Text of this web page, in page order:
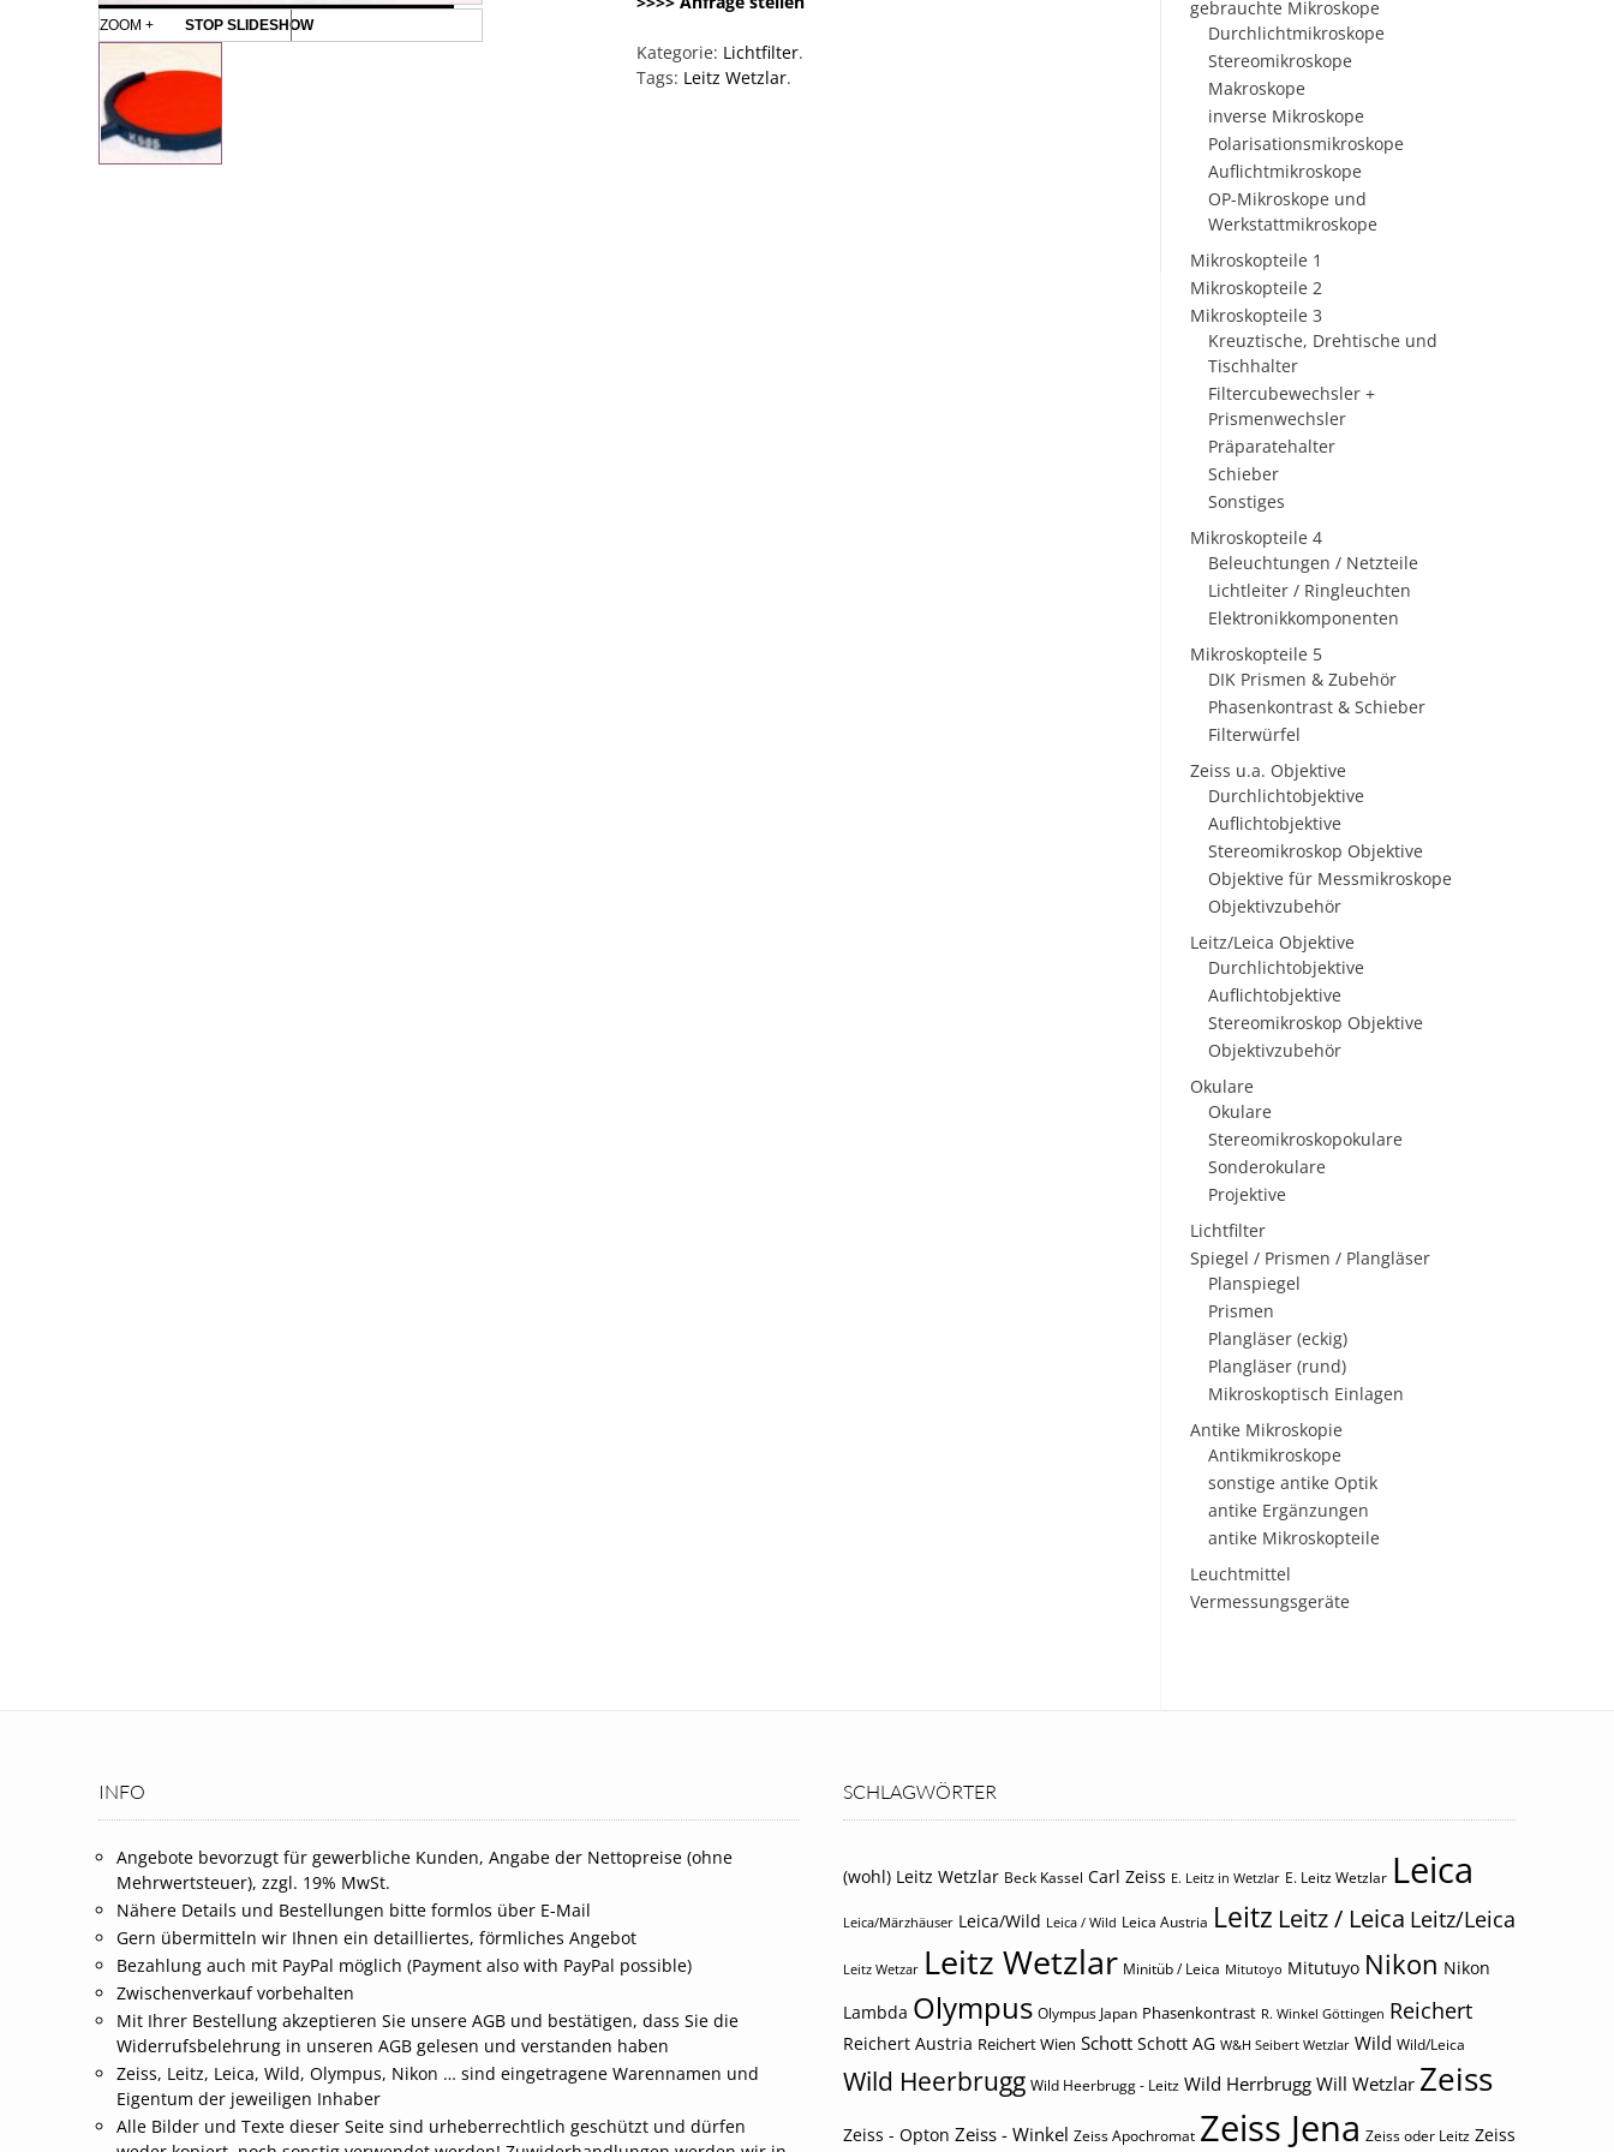
ZOOM + STOP SLIDESHOW
Kategorie: Lichtfilter.
Tags: Leitz Wetzlar.
gebrauchte Mikroskope
Durchlichtmikroskope
Stereomikroskope
Makroskope
inverse Mikroskope
Polarisationsmikroskope
Auflichtmikroskope
OP-Mikroskope und
Werkstattmikroskope
Mikroskopteile 1
Mikroskopteile 2
Mikroskopteile 3
Kreuztische, Drehtische und
Tischhalter
Filtercubewechsler +
Prismenwechsler
Präparatehalter
Schieber
Sonstiges
Mikroskopteile 4
Beleuchtungen / Netzteile
Lichtleiter / Ringleuchten
Elektronikkomponenten
Mikroskopteile 5
DIK Prismen & Zubehör
Phasenkontrast & Schieber
Filterwürfel
Zeiss u.a. Objektive
Durchlichtobjektive
Auflichtobjektive
Stereomikroskop Objektive
Objektive für Messmikroskope
Objektivzubehör
Leitz/Leica Objektive
Durchlichtobjektive
Auflichtobjektive
Stereomikroskop Objektive
Objektivzubehör
Okulare
Okulare
Stereomikroskopokulare
Sonderokulare
Projektive
Lichtfilter
Spiegel / Prismen / Plangläser
Planspiegel
Prismen
Plangläser (eckig)
Plangläser (rund)
Mikroskoptisch Einlagen
Antike Mikroskopie
Antikmikroskope
sonstige antike Optik
antike Ergänzungen
antike Mikroskopteile
Leuchtmittel
Vermessungsgeräte
INFO
Angebote bevorzugt für gewerbliche Kunden, Angabe der Nettopreise (ohne
Mehrwertsteuer), zzgl. 19% MwSt.
Nähere Details und Bestellungen bitte formlos über E-Mail
Gern übermitteln wir Ihnen ein detailliertes, förmliches Angebot
Bezahlung auch mit PayPal möglich (Payment also with PayPal possible)
Zwischenverkauf vorbehalten
Mit Ihrer Bestellung akzeptieren Sie unsere AGB und bestätigen, dass Sie die
Widerrufsbelehrung in unseren AGB gelesen und verstanden haben
Zeiss, Leitz, Leica, Wild, Olympus, Nikon … sind eingetragene Warennamen und
Eigentum der jeweiligen Inhaber
Alle Bilder und Texte dieser Seite sind urheberrechtlich geschützt und dürfen
SCHLAGWÖRTER
(wohl) Leitz Wetzlar Beck Kassel Carl Zeiss E. Leitz in Wetzlar E. Leitz Wetzlar Leica
Leica/Märzhäuser Leica/Wild Leica / Wild Leica Austria Leitz Leitz / Leica Leitz/Leica
Leitz Wetzar Leitz Wetzlar Minitüb / Leica Mitutoyo Mitutuyo Nikon Nikon
Lambda Olympus Olympus Japan Phasenkontrast R. Winkel Göttingen Reichert
Reichert Austria Reichert Wien Schott Schott AG W&H Seibert Wetzlar Wild Wild/Leica
Wild Heerbrugg Wild Heerbrugg - Leitz Wild Herrbrugg Will Wetzlar Zeiss
Zeiss - Opton Zeiss - Winkel Zeiss Apochromat Zeiss Jena Zeiss oder Leitz Zeiss